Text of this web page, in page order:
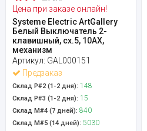
Цена при заказе онлайн!
Systeme Electric ArtGallery
Белый Выключатель 2-
клавишный, сх.5, 10АХ,
механизм
Артикул: GAL000151
Предзаказ
Склад Р#2 (1-2 дня): 148
Склад Р#3 (1-2 дня): 15
Склад М#4 (7 дней): 840
Склад М#5 (14 дней): 5030